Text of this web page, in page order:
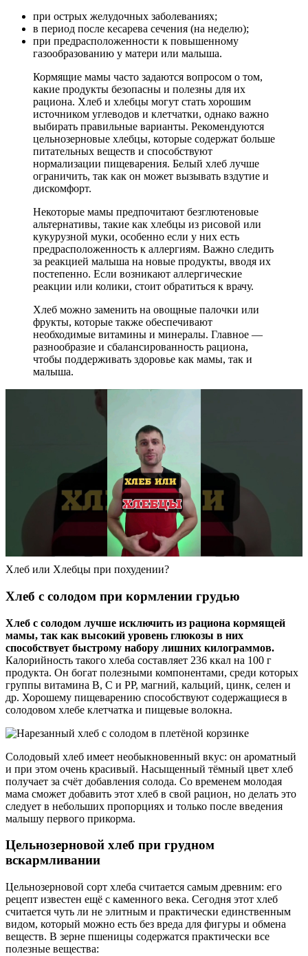
при острых желудочных заболеваниях;
в период после кесарева сечения (на неделю);
при предрасположенности к повышенному
газообразованию у матери или малыша.
Кормящие мамы часто задаются вопросом о том,
какие продукты безопасны и полезны для их
рациона. Хлеб и хлебцы могут стать хорошим
источником углеводов и клетчатки, однако важно
выбирать правильные варианты. Рекомендуются
цельнозерновые хлебцы, которые содержат больше
питательных веществ и способствуют
нормализации пищеварения. Белый хлеб лучше
ограничить, так как он может вызывать вздутие и
дискомфорт.
Некоторые мамы предпочитают безглютеновые
альтернативы, такие как хлебцы из рисовой или
кукурузной муки, особенно если у них есть
предрасположенность к аллергиям. Важно следить
за реакцией малыша на новые продукты, вводя их
постепенно. Если возникают аллергические
реакции или колики, стоит обратиться к врачу.
Хлеб можно заменить на овощные палочки или
фрукты, которые также обеспечивают
необходимые витамины и минералы. Главное —
разнообразие и сбалансированность рациона,
чтобы поддерживать здоровье как мамы, так и
малыша.
Хлеб или Хлебцы при похудении?
Хлеб с солодом при кормлении грудью
Хлеб с солодом лучше исключить из рациона кормящей
мамы, так как высокий уровень глюкозы в них
способствует быстрому набору лишних килограммов.
Калорийность такого хлеба составляет 236 ккал на 100 г
продукта. Он богат полезными компонентами, среди которых
группы витамина В, С и РР, магний, кальций, цинк, селен и
др. Хорошему пищеварению способствуют содержащиеся в
солодовом хлебе клетчатка и пищевые волокна.
Солодовый хлеб имеет необыкновенный вкус: он ароматный
и при этом очень красивый. Насыщенный тёмный цвет хлеб
получает за счёт добавления солода. Со временем молодая
мама сможет добавить этот хлеб в свой рацион, но делать это
следует в небольших пропорциях и только после введения
малышу первого прикорма.
Цельнозерновой хлеб при грудном
вскармливании
Цельнозерновой сорт хлеба считается самым древним: его
рецепт известен ещё с каменного века. Сегодня этот хлеб
считается чуть ли не элитным и практически единственным
видом, который можно есть без вреда для фигуры и обмена
веществ. В зерне пшеницы содержатся практически все
полезные вещества: